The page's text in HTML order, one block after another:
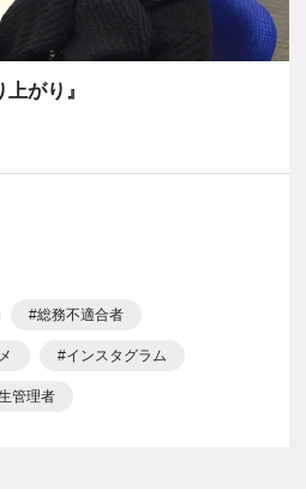
がり』
総務不適合者
インスタグラム
管理者